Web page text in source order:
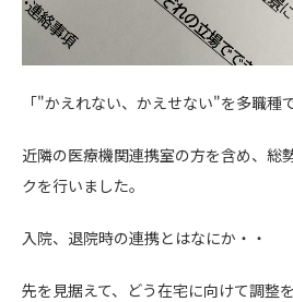
「"かえれない、かえせない"を多職種
近隣の医療機関連携室の方を含め、総
クを行いました。
入院、退院時の連携とはなにか・・
先を見据えて、どう在宅に向けて調整